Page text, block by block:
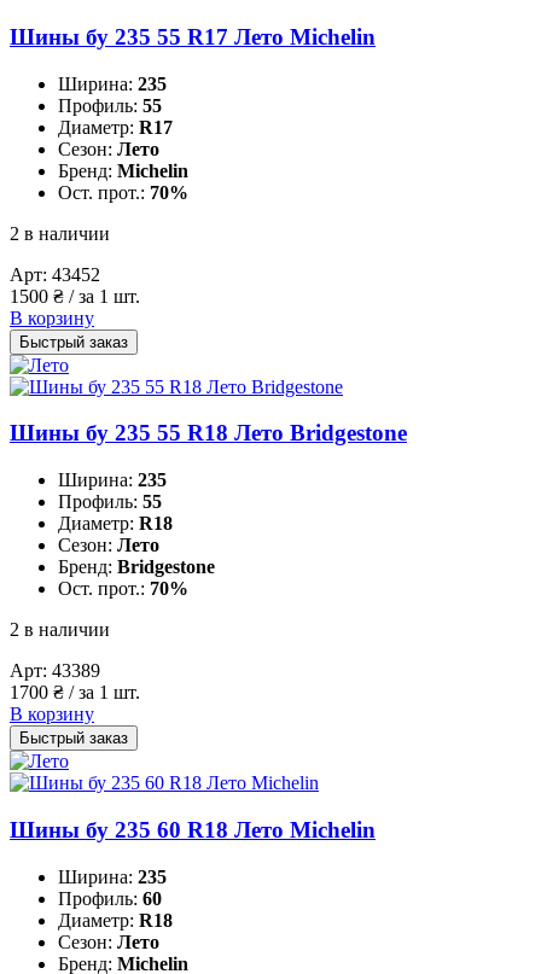
Шины бу 235 55 R17 Лето Michelin
Ширина: 235
Профиль: 55
Диаметр: R17
Сезон: Лето
Бренд: Michelin
Ост. прот.: 70%
2 в наличии
Арт: 43452
1500 ₴ / за 1 шт.
В корзину
Быстрый заказ
Шины бу 235 55 R18 Лето Bridgestone
Ширина: 235
Профиль: 55
Диаметр: R18
Сезон: Лето
Бренд: Bridgestone
Ост. прот.: 70%
2 в наличии
Арт: 43389
1700 ₴ / за 1 шт.
В корзину
Быстрый заказ
Шины бу 235 60 R18 Лето Michelin
Ширина: 235
Профиль: 60
Диаметр: R18
Сезон: Лето
Бренд: Michelin